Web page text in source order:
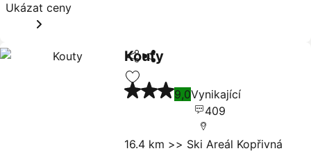
Ukázat ceny
Sdílet
Přidat na seznam oblíbených
Kouty
Ukázat ceny
3 Počet hvězdiček
9,0Vynikající
409
16.4 km >> Ski Areál Kopřivná